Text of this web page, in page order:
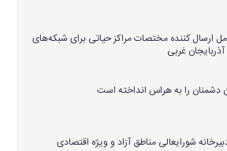
۱۴ عامل ارسال کننده مختصات مراکز حیاتی برای شبکه‌های
غربی
دشمنان را به هراس انداخته است
شورایعالی مناطق آزاد و ویژه اقتصادی